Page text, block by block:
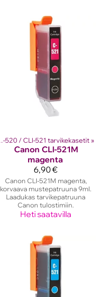
Canon PGI-520 / CLI-521 tarvikekasetit ‪»
Canon CLI-521M
magenta
6,90 €
Canon CLI-521M magenta,
korvaava mustepatruuna 9ml.
Laadukas tarvikepatruuna
Canon tulostimiin.
Heti saatavilla